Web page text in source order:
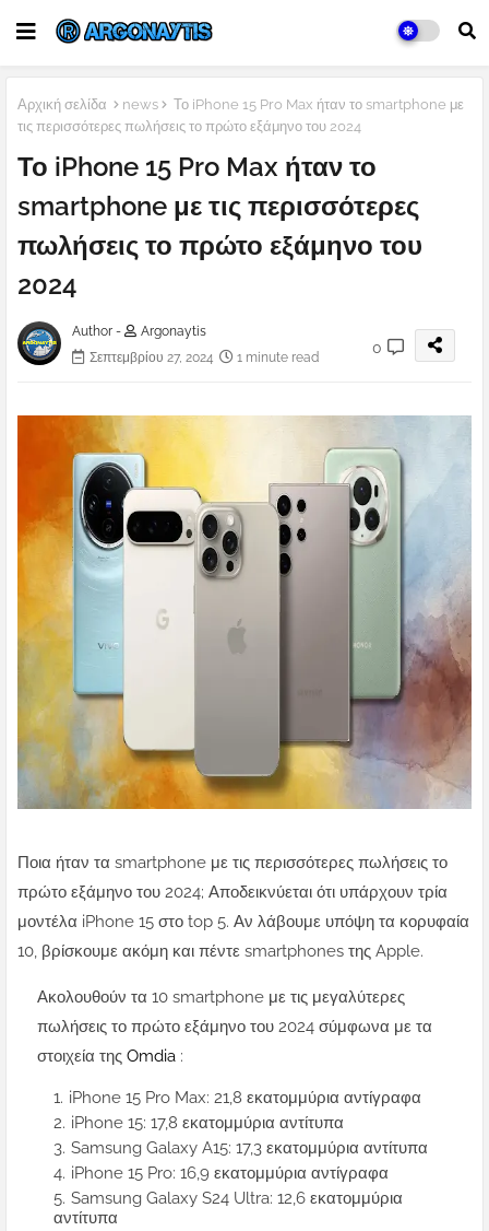
Αρχική σελίδα news
Το iPhone 15 Pro Max ήταν το smartphone με
τις περισσότερες πωλήσεις το πρώτο εξάμηνο του 2024
Το iPhone 15 Pro Max ήταν το
smartphone με τις περισσότερες
πωλήσεις το πρώτο εξάμηνο του
2024
Author -
Argonaytis
Σεπτεμβρίου 27, 2024
1 minute read
0
Ποια ήταν τα smartphone με τις περισσότερες πωλήσεις το
πρώτο εξάμηνο του 2024; Αποδεικνύεται ότι υπάρχουν τρία
μοντέλα iPhone 15 στο top 5. Αν λάβουμε υπόψη τα κορυφαία
10, βρίσκουμε ακόμη και πέντε smartphones της Apple.
Ακολουθούν τα 10 smartphone με τις μεγαλύτερες
πωλήσεις το πρώτο εξάμηνο του 2024 σύμφωνα με τα
στοιχεία της Omdia :
iPhone 15 Pro Max: 21,8 εκατομμύρια αντίγραφα
iPhone 15: 17,8 εκατομμύρια αντίτυπα
Samsung Galaxy A15: 17,3 εκατομμύρια αντίτυπα
iPhone 15 Pro: 16,9 εκατομμύρια αντίγραφα
Samsung Galaxy S24 Ultra: 12,6 εκατομμύρια
αντίτυπα